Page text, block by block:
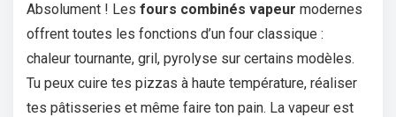
Absolument ! Les fours combinés vapeur modernes
offrent toutes les fonctions d’un four classique :
chaleur tournante, gril, pyrolyse sur certains modèles.
Tu peux cuire tes pizzas à haute température, réaliser
tes pâtisseries et même faire ton pain. La vapeur est